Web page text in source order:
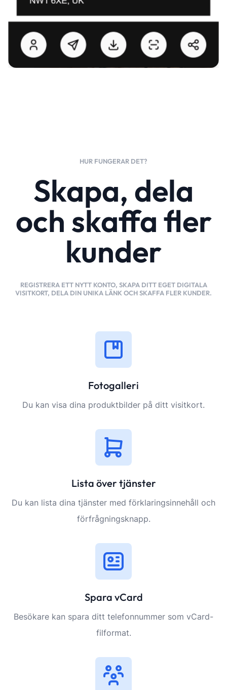
HUR FUNGERAR DET?
Skapa, dela
och skaffa fler
kunder
REGISTRERA ETT NYTT KONTO, SKAPA DITT EGET DIGITALA
VISITKORT, DELA DIN UNIKA LÄNK OCH SKAFFA FLER KUNDER.
Fotogalleri
Du kan visa dina produktbilder på ditt visitkort.
Lista över tjänster
Du kan lista dina tjänster med förklaringsinnehåll och
förfrågningsknapp.
Spara vCard
Besökare kan spara ditt telefonnummer som vCard-
filformat.